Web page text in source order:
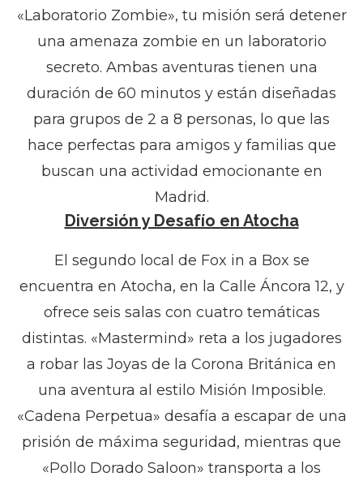
«Laboratorio Zombie», tu misión será detener
una amenaza zombie en un laboratorio
secreto. Ambas aventuras tienen una
duración de 60 minutos y están diseñadas
para grupos de 2 a 8 personas, lo que las
hace perfectas para amigos y familias que
buscan una actividad emocionante en
Madrid.
Diversión y Desafío en Atocha
El segundo local de Fox in a Box se
encuentra en Atocha, en la Calle Áncora 12, y
ofrece seis salas con cuatro temáticas
distintas. «Mastermind» reta a los jugadores
a robar las Joyas de la Corona Británica en
una aventura al estilo Misión Imposible.
«Cadena Perpetua» desafía a escapar de una
prisión de máxima seguridad, mientras que
«Pollo Dorado Saloon» transporta a los